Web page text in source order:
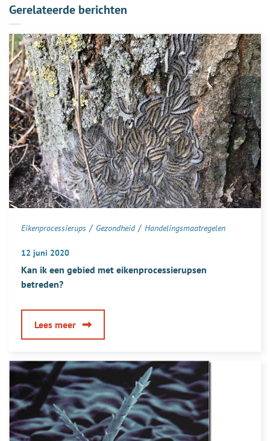
Gerelateerde berichten
Eikenprocessierups / Gezondheid / Handelingsmaatregelen
12 juni 2020
Kan ik een gebied met eikenprocessierupsen
betreden?
Lees meerover
Kan
een
gebied
met
eikenprocessierupsen
betreden?